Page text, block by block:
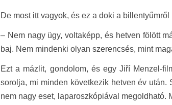
De most itt vagyok, és ez a doki a
– Nem nagy ügy, voltaképp, és hetven fölött
baj. Nem mindenki olyan szerencsés, mint
Ezt a mázlit, gondolom, és egy Jiří Menzel-
sorolja, mi minden következik hetven év
nem nagy eset, laparoszkópiával megoldható.